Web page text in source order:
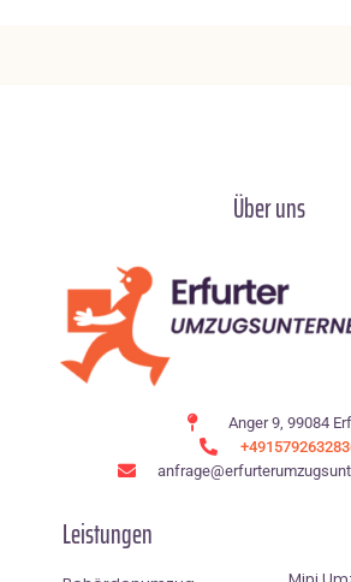
Über uns
Anger 9, 99084
Leistungen